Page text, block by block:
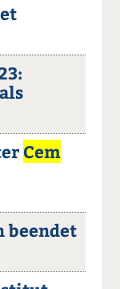
Cem
beendet